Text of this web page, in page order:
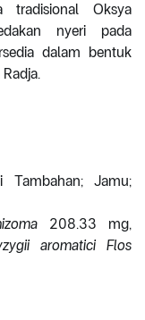
tradisional Oksya
nyeri pada
dalam bentuk
Tambahan; Jamu;
208.33 mg,
aromatici Flos